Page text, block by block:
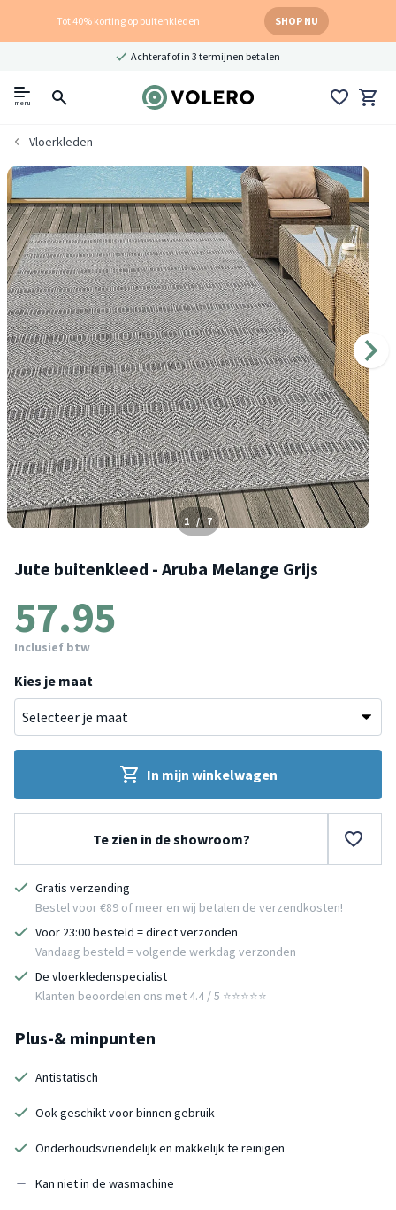
Tot 40% korting op buitenkleden SHOP NU
Achteraf of in 3 termijnen betalen
menu
Vloerkleden
1 / 7
Jute buitenkleed - Aruba Melange Grijs
57.95
Inclusief btw
Kies je maat
In mijn winkelwagen
Te zien in de showroom?
Gratis verzending
Bestel voor €89 of meer en wij betalen de verzendkosten!
Voor 23:00 besteld = direct verzonden
Vandaag besteld = volgende werkdag verzonden
De vloerkledenspecialist
Klanten beoordelen ons met 4.4 / 5 ⭐⭐⭐⭐⭐
Plus-& minpunten
Antistatisch
Ook geschikt voor binnen gebruik
Onderhoudsvriendelijk en makkelijk te reinigen
Kan niet in de wasmachine